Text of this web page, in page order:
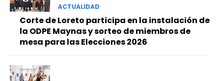
ACTUALIDAD
Corte de Loreto participa en la instalación de
la ODPE Maynas y sorteo de miembros de
mesa para las Elecciones 2026